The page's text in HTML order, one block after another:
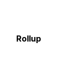
Rollup